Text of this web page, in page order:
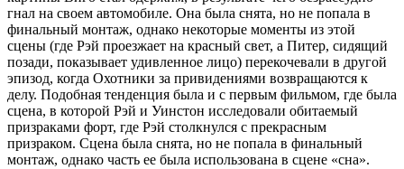
гнал на своем автомобиле. Она была снята, но не попала в
финальный монтаж, однако некоторые моменты из этой
сцены (где Рэй проезжает на красный свет, а Питер, сидящий
позади, показывает удивленное лицо) перекочевали в другой
эпизод, когда Охотники за привидениями возвращаются к
делу. Подобная тенденция была и с первым фильмом, где была
сцена, в которой Рэй и Уинстон исследовали обитаемый
призраками форт, где Рэй столкнулся с прекрасным
призраком. Сцена была снята, но не попала в финальный
монтаж, однако часть ее была использована в сцене «сна».